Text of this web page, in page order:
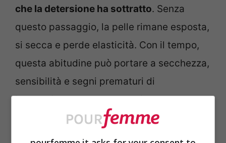
che la detersione ha sottratto. Senza
questo passaggio, la pelle rimane esposta,
si secca e perde elasticità. Con il tempo,
questa abitudine può portare a secchezza,
sensibilità e segni prematuri di
invecchiamento. La crema, insomma, non
è un vezzo, ma un gesto di prevenzione.